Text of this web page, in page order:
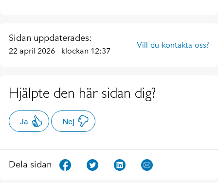
Sidan uppdaterades:
22 april 2026 klockan 12:37
Vill du kontakta oss?
Hjälpte den här sidan dig?
Ja Nej
Dela sidan